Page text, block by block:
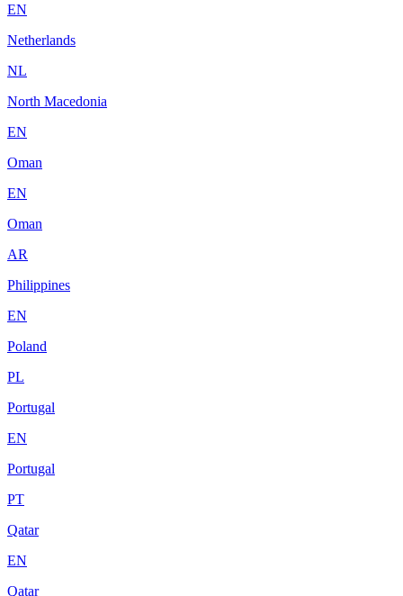
EN
Netherlands
NL
North Macedonia
EN
Oman
EN
Oman
AR
Philippines
EN
Poland
PL
Portugal
EN
Portugal
PT
Qatar
EN
Qatar